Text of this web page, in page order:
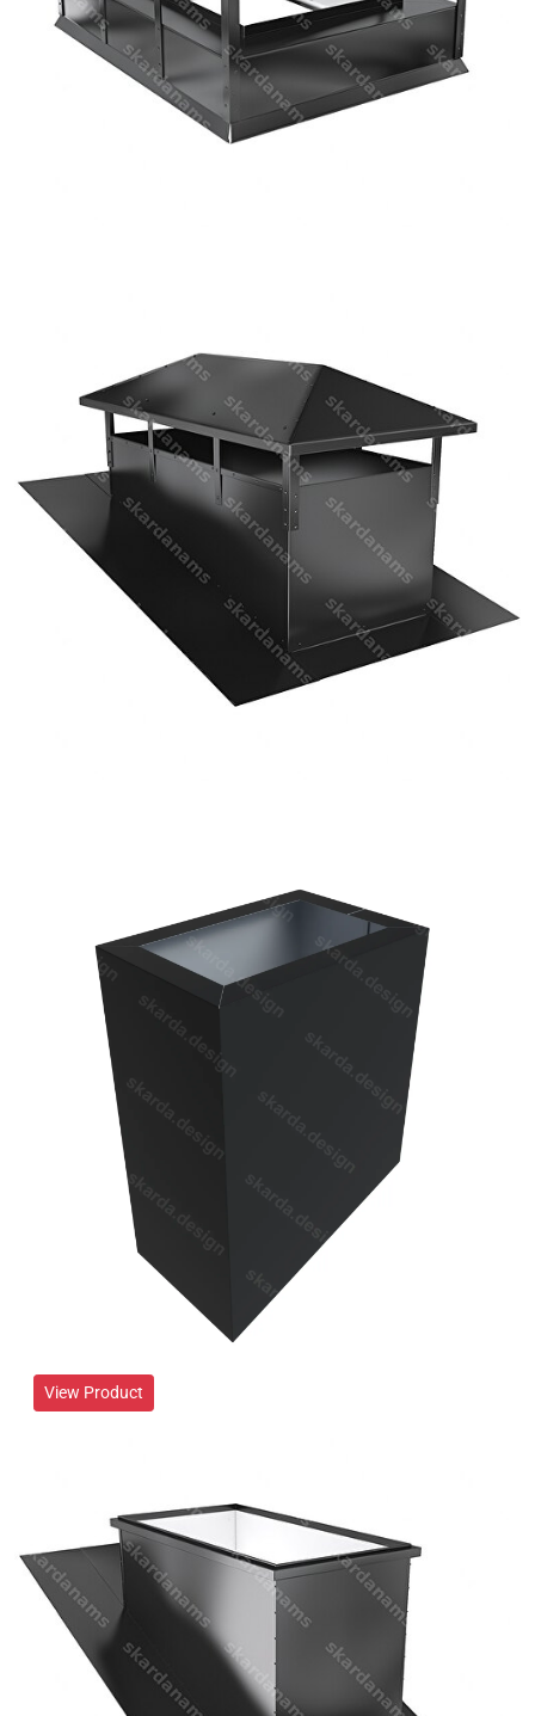
View Product